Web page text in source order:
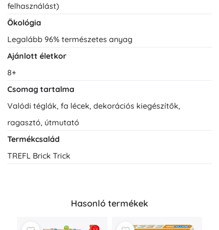
felhasználást)
Ökológia
Legalább 96% természetes anyag
Ajánlott életkor
8+
Csomag tartalma
Valódi téglák, fa lécek, dekorációs kiegészítők,
ragasztó, útmutató
Termékcsalád
TREFL Brick Trick
Hasonló termékek